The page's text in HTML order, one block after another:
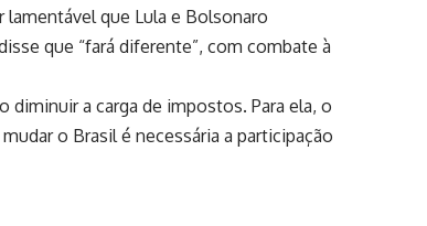
que Lula e Bolsonaro
que “fará diferente”, com combate à
a carga de impostos. Para ela, o
o Brasil é necessária a participação